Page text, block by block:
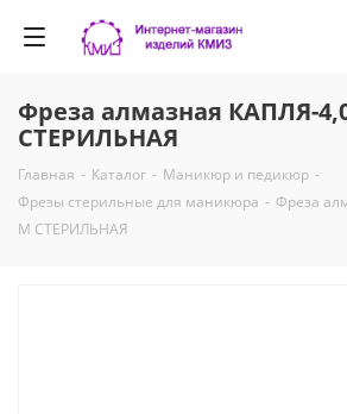
Фреза алмазная КАПЛЯ-
СТЕРИЛЬНАЯ
Главная - Каталог - Маникюр и педикюр -
Фрезы стерильные для маникюра - Фреза
М СТЕРИЛЬНАЯ